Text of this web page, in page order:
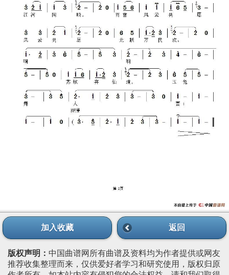
加入收藏 返回
版权声明： 中国曲谱网所有曲谱及资料均为作者提供或网友
推荐收集整理而来，仅供爱好者学习和研究使用，版权归原